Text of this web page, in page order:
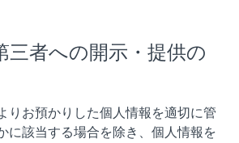
三者への開示・提供の
りお預かりした個人情報を適切に管
に該当する場合を除き、個人情報を